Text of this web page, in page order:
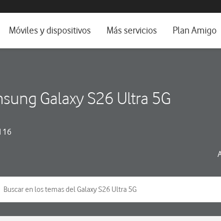
e idioma
Móviles y dispositivos
Ver todos
Más servicios Plan Amigo
Galaxy S26 Ultra 5G
16